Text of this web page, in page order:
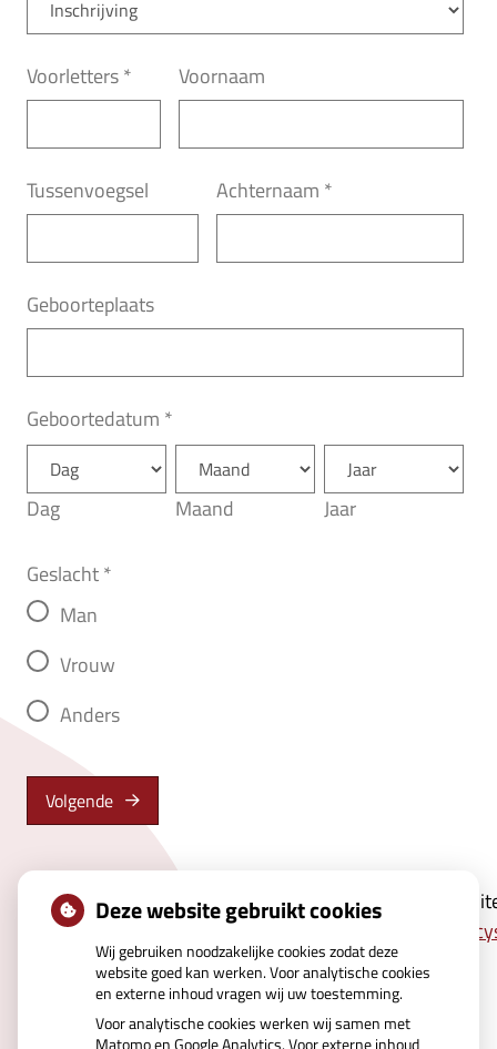
Voorletters* Voornaam
Tussenvoegsel Achternaam *
Geboorteplaats
Geboortedatum *
Dag Maand Jaar
Geslacht*
Man
Vrouw
Anders
Volgende
Persoonsgegevens die u verstrekt gebruiken wij
mogelijk van dienst te zijn. Zie hiervoor ook ons
verzenden te drukken gaat u hiermee akkoord.
Deze website gebruikt cookies
Wij gebruiken noodzakelijke cookies zodat deze
website goed kan werken. Voor analytische cookies
en externe inhoud vragen wij uw toestemming.
Voor analytische cookies werken wij samen met
Matomo en Google Analytics. Voor externe inhoud